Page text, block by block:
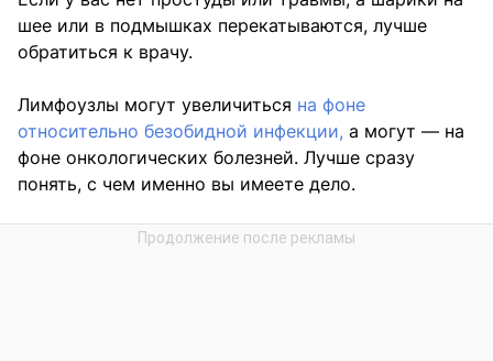
шее или в подмышках перекатываются, лучше
обратиться к врачу.
Лимфоузлы могут увеличиться на фоне
относительно безобидной инфекции, а могут — на
фоне онкологических болезней. Лучше сразу
понять, с чем именно вы имеете дело.